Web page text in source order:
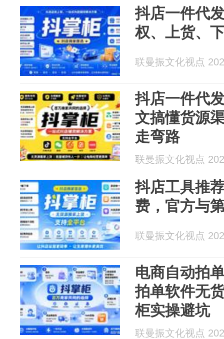
抖店一件代
权、上货、
联曼振文化视点
抖店一件代
文搞懂货源
走弯路
联曼振文化视点
抖店工具推
费，官方与
联曼振文化视点
电商自动拍
拍单软件无
柜实操避坑
联曼振文化视点